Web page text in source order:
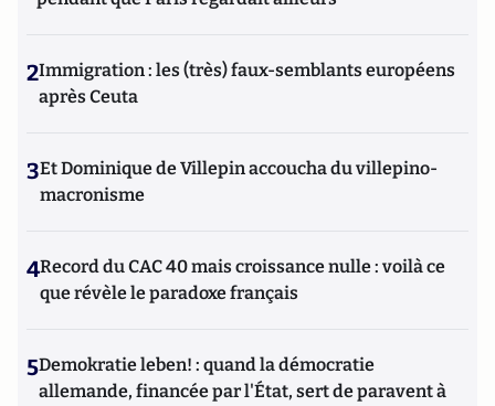
2Immigration : les (très) faux-semblants européens
après Ceuta
3Et Dominique de Villepin accoucha du villepino-
macronisme
4Record du CAC 40 mais croissance nulle : voilà ce
que révèle le paradoxe français
5Demokratie leben! : quand la démocratie
allemande, financée par l'État, sert de paravent à